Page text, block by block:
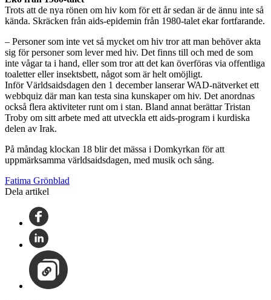
Trots att de nya rönen om hiv kom för ett år sedan är de ännu inte så
kända. Skräcken från aids-epidemin från 1980-talet ekar fortfarande.
– Personer som inte vet så mycket om hiv tror att man behöver akta
sig för personer som lever med hiv. Det finns till och med de som
inte vågar ta i hand, eller som tror att det kan överföras via offentliga
toaletter eller insektsbett, något som är helt omöjligt.
Inför Världsaidsdagen den 1 december lanserar WAD-nätverket ett
webbquiz där man kan testa sina kunskaper om hiv. Det anordnas
också flera aktiviteter runt om i stan. Bland annat berättar Tristan
Troby om sitt arbete med att utveckla ett aids-program i kurdiska
delen av Irak.
På måndag klockan 18 blir det mässa i Domkyrkan för att
uppmärksamma världsaidsdagen, med musik och sång.
Fatima Grönblad
Dela artikel